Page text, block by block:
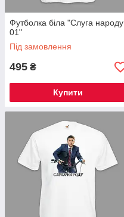
Футболка біла "Слуга народу
01"
Під замовлення
495 ₴
Купити